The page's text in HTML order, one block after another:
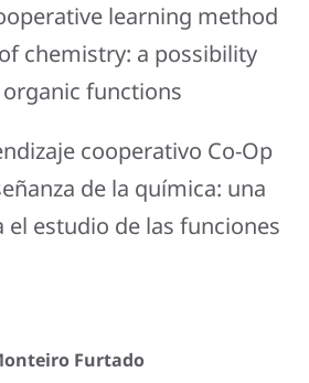
learning method
chemistry: a possibility
functions
cooperativo Co-Op
de la química: una
el estudio de las funciones
Furtado